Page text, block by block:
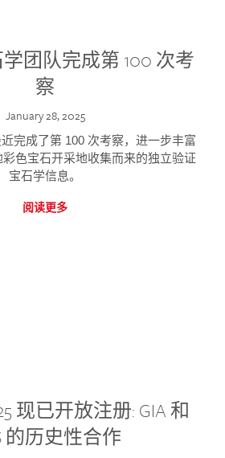
团队完成第 100 次考
察
January 28, 2025
完成了第 100 次考察，进一步丰富
色宝石开采地收集而来的独立验证
宝石学信息。
阅读更多
现已开放注册: GIA 和
的历史性合作